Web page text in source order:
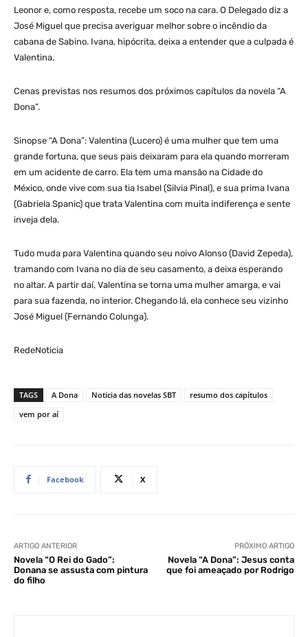
Leonor e, como resposta, recebe um soco na cara. O Delegado diz a
José Miguel que precisa averiguar melhor sobre o incêndio da
cabana de Sabino. Ivana, hipócrita, deixa a entender que a culpada é
Valentina.
Cenas previstas nos resumos dos próximos capítulos da novela “A
Dona”.
Sinopse “A Dona”: Valentina (Lucero) é uma mulher que tem uma
grande fortuna, que seus pais deixaram para ela quando morreram
em um acidente de carro. Ela tem uma mansão na Cidade do
México, onde vive com sua tia Isabel (Silvia Pinal), e sua prima Ivana
(Gabriela Spanic) que trata Valentina com muita indiferença e sente
inveja dela.
Tudo muda para Valentina quando seu noivo Alonso (David Zepeda),
tramando com Ivana no dia de seu casamento, a deixa esperando
no altar. A partir daí, Valentina se torna uma mulher amarga, e vai
para sua fazenda, no interior. Chegando lá, ela conhece seu vizinho
José Miguel (Fernando Colunga).
RedeNoticia
TAGS A Dona Noticia das novelas SBT
resumo dos capítulos
vem por aí
Facebook X
ARTIGO ANTERIOR
Novela “O Rei do Gado”:
Donana se assusta com pintura
do filho
PRÓXIMO ARTIGO
Novela “A Dona”: Jesus conta
que foi ameaçado por Rodrigo